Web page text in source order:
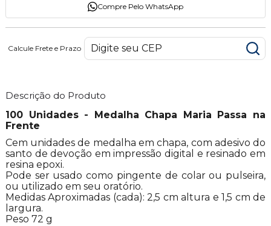
Compre Pelo WhatsApp
Calcule Frete e Prazo
Descrição do Produto
100 Unidades - Medalha Chapa Maria Passa na
Frente
Cem unidades de medalha em chapa, com adesivo do
santo de devoção em impressão digital e resinado em
resina epoxi.
Pode ser usado como pingente de colar ou pulseira,
ou utilizado em seu oratório.
Medidas Aproximadas (cada): 2,5 cm altura e 1,5 cm de
largura.
Peso 72 g